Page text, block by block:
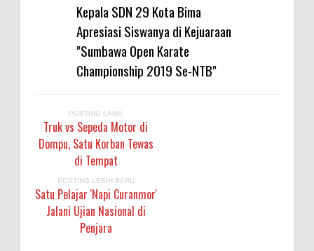
Kepala SDN 29 Kota Bima
Apresiasi Siswanya di Kejuaraan
"Sumbawa Open Karate
Championship 2019 Se-NTB"
POSTING LAMA
Truk vs Sepeda Motor di
Dompu, Satu Korban Tewas
di Tempat
POSTING LEBIH BARU
Satu Pelajar 'Napi Curanmor'
Jalani Ujian Nasional di
Penjara